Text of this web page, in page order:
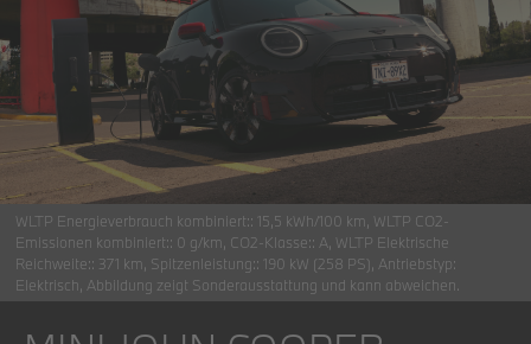
WLTP Energieverbrauch kombiniert:: 15,5 kWh/100 km WLTP CO2-
Emissionen kombiniert:: 0 g/km CO2-Klasse:: A WLTP Elektrische
Reichweite:: 371 km Spitzenleistung:: 190 kW (258 PS) Antriebstyp:
Elektrisch Abbildung zeigt Sonderausstattung und kann abweichen.